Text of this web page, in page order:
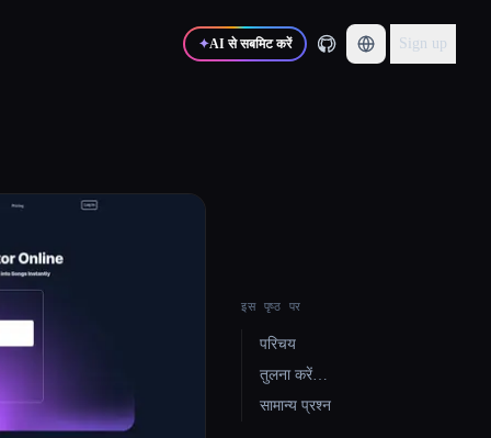
✦AI से सबमिट करें Sign up
इस पृष्ठ पर
परिचय
तुलना करें…
सामान्य प्रश्न